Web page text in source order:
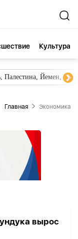
Культура
Палестина, Йемен,
Главная Экономика
вырос